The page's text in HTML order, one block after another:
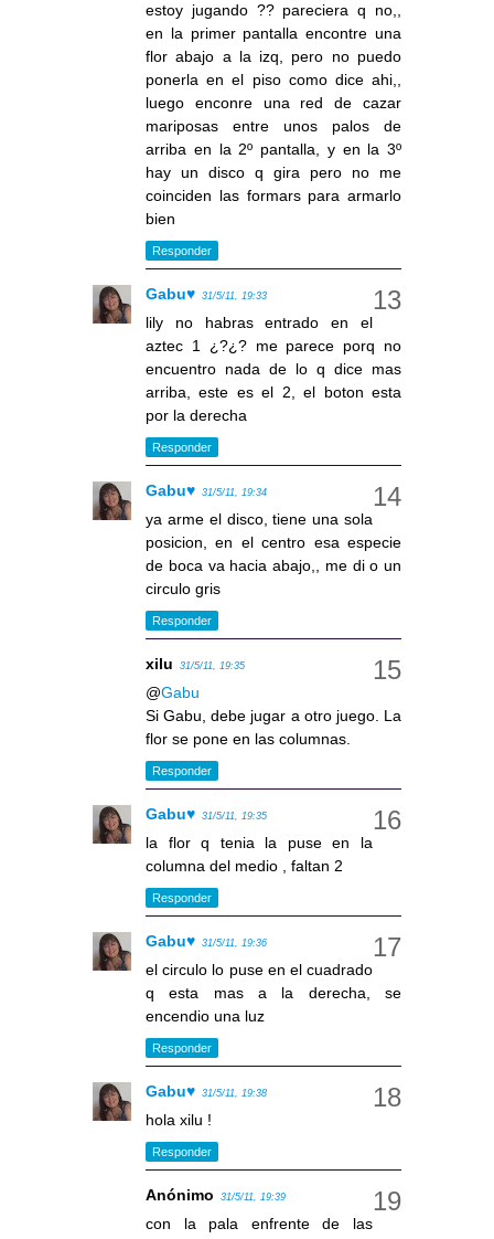
estoy jugando ?? pareciera q no,,
en la primer pantalla encontre una
flor abajo a la izq, pero no puedo
ponerla en el piso como dice ahi,,
luego enconre una red de cazar
mariposas entre unos palos de
arriba en la 2º pantalla, y en la 3º
hay un disco q gira pero no me
coinciden las formars para armarlo
bien
Responder
Gabu♥ 31/5/11, 19:33
lily no habras entrado en el
aztec 1 ¿?¿? me parece porq no
encuentro nada de lo q dice mas
arriba, este es el 2, el boton esta
por la derecha
Responder
Gabu♥ 31/5/11, 19:34
ya arme el disco, tiene una sola
posicion, en el centro esa especie
de boca va hacia abajo,, me di o un
circulo gris
Responder
xilu 31/5/11, 19:35
@Gabu
Si Gabu, debe jugar a otro juego. La
flor se pone en las columnas.
Responder
Gabu♥ 31/5/11, 19:35
la flor q tenia la puse en la
columna del medio , faltan 2
Responder
Gabu♥ 31/5/11, 19:36
el circulo lo puse en el cuadrado
q esta mas a la derecha, se
encendio una luz
Responder
Gabu♥ 31/5/11, 19:38
hola xilu !
Responder
Anónimo 31/5/11, 19:39
con la pala enfrente de las